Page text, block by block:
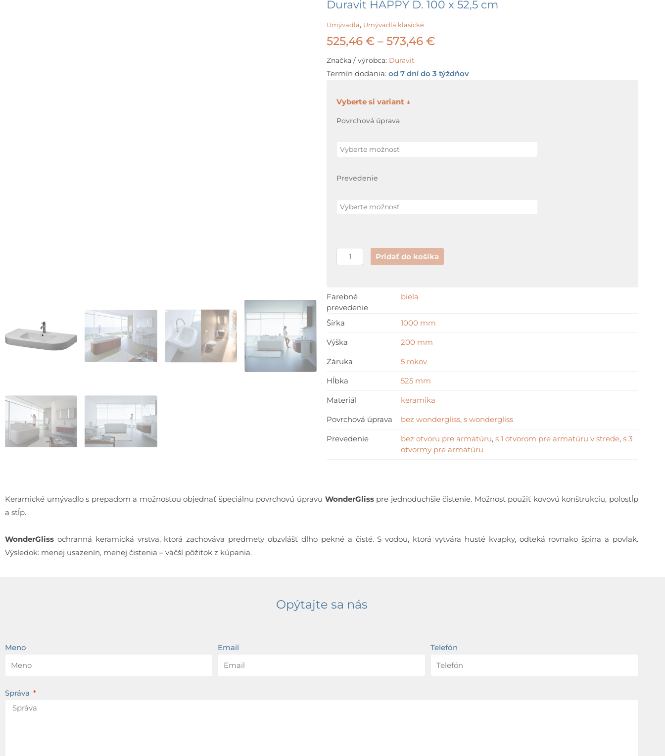
Duravit HAPPY D. 100 x 52,5 cm
Umývadlá, Umývadlá klasické
525,46 € – 573,46 €Price
525,46 €
Značka / výrobca: Duravit
Termín dodania: od 7 dní do 3 týždňov
Povrchová úprava
Prevedenie
množstvo
100
52,5
Pridať do košíka
Farebné
prevedenie
biela
Šírka 1000 mm
Výška 200 mm
Záruka 5 rokov
Hĺbka 525 mm
Materiál keramika
Povrchová úprava bez wondergliss, s wondergliss
Prevedenie bez otvoru pre armatúru, s 1 otvorom pre armatúru v strede, s 3
otvormy pre armatúru
Keramické umývadlo s prepadom a možnosťou objednať špeciálnu povrchovú úpravu WonderGlisspre jednoduchšie čistenie. Možnosť použiť kovovú konštrukciu, polostĺp
a stĺp.
WonderGliss ochranná keramická vrstva, ktorá zachováva predmety obzvlášť dlho pekné a čisté. S vodou, ktorá vytvára husté kvapky, odteká rovnako špina a povlak.
Výsledok: menej usazenín, menej čistenia – väčší pôžitok z kúpania.
Opýtajte sa nás
Meno Email Telefón
Správa